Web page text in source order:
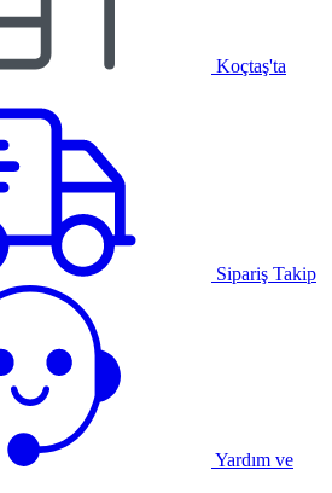
Koçtaş'ta
Sipariş Takip
Yardım ve